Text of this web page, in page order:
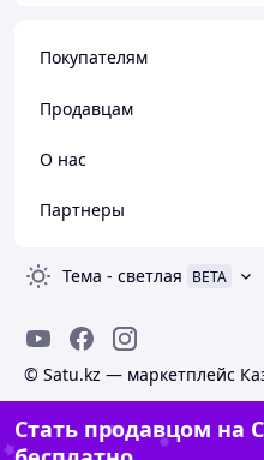
Покупателям
Продавцам
О нас
Партнеры
Тема - светлая BETA
© Satu.kz — маркетплейс
Стать продавцом на